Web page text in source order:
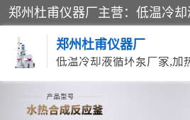
郑州杜甫仪器厂